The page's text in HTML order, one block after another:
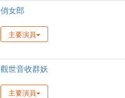
俏女郎
主要演員
觀世音收群妖
主要演員